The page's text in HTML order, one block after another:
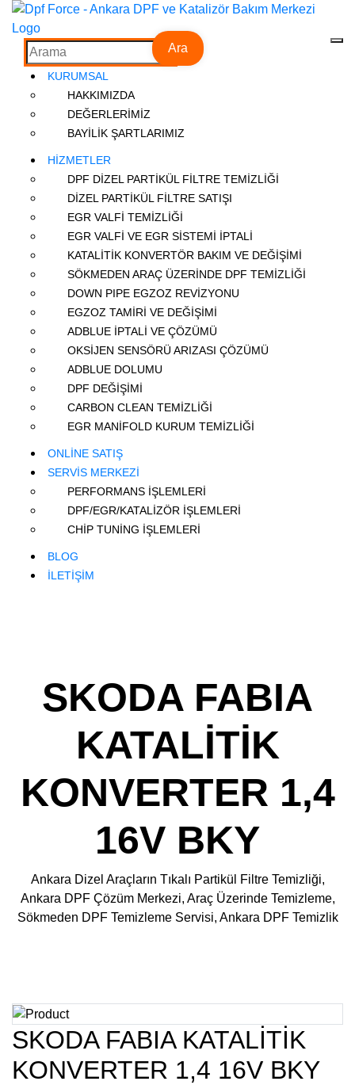
Ara
KURUMSAL
HAKKIMIZDA
DEĞERLERİMİZ
BAYİLİK ŞARTLARIMIZ
HİZMETLER
DPF DİZEL PARTİKÜL FİLTRE TEMİZLİĞİ
DİZEL PARTİKÜL FİLTRE SATIŞI
EGR VALFİ TEMİZLİĞİ
EGR VALFİ VE EGR SİSTEMİ İPTALİ
KATALİTİK KONVERTÖR BAKIM VE DEĞİŞİMİ
SÖKMEDEN ARAÇ ÜZERİNDE DPF TEMİZLİĞİ
DOWN PIPE EGZOZ REVİZYONU
EGZOZ TAMİRİ VE DEĞİŞİMİ
ADBLUE İPTALİ VE ÇÖZÜMÜ
OKSİJEN SENSÖRÜ ARIZASI ÇÖZÜMÜ
ADBLUE DOLUMU
DPF DEĞİŞİMİ
CARBON CLEAN TEMİZLİĞİ
EGR MANİFOLD KURUM TEMİZLİĞİ
ONLİNE SATIŞ
SERVİS MERKEZİ
PERFORMANS İŞLEMLERİ
DPF/EGR/KATALİZÖR İŞLEMLERİ
CHİP TUNİNG İŞLEMLERİ
BLOG
İLETİŞİM
SKODA FABIA
KATALİTİK
KONVERTER 1,4
16V BKY
Ankara Dizel Araçların Tıkalı Partikül Filtre Temizliği,
Ankara DPF Çözüm Merkezi, Araç Üzerinde Temizleme,
Sökmeden DPF Temizleme Servisi, Ankara DPF Temizlik
SKODA FABIA KATALİTİK
KONVERTER 1,4 16V BKY